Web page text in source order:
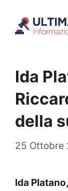
Ida
della
25 Ottobre
Ida